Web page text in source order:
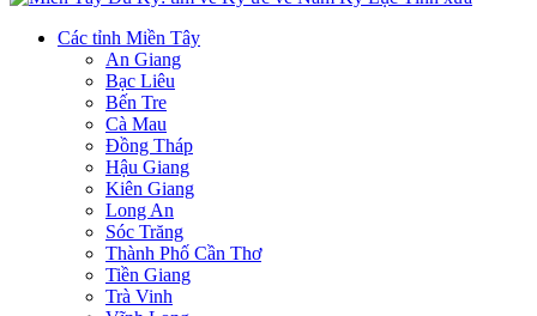
Các tỉnh Miền Tây
An Giang
Bạc Liêu
Bến Tre
Cà Mau
Đồng Tháp
Hậu Giang
Kiên Giang
Long An
Sóc Trăng
Thành Phố Cần Thơ
Tiền Giang
Trà Vinh